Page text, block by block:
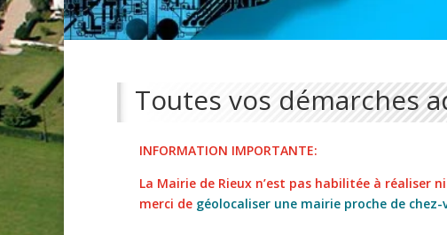
Toutes vos démarches
INFORMATION IMPORTANTE:
La Mairie de Rieux n’est pas habilitée à réaliser
merci de géolocaliser une mairie proche de